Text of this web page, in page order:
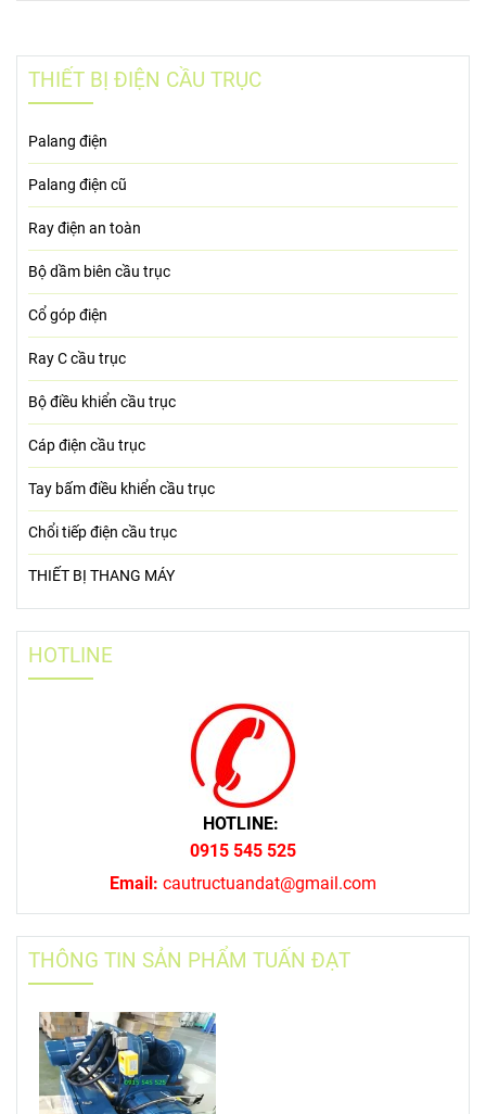
THIẾT BỊ ĐIỆN CẦU TRỤC
Palang điện
Palang điện cũ
Ray điện an toàn
Bộ dầm biên cầu trục
Cổ góp điện
Ray C cầu trục
Bộ điều khiển cầu trục
Cáp điện cầu trục
Tay bấm điều khiển cầu trục
Chổi tiếp điện cầu trục
THIẾT BỊ THANG MÁY
HOTLINE
HOTLINE:
0915 545 525
Email: cautructuandat@gmail.com
THÔNG TIN SẢN PHẨM TUẤN ĐẠT